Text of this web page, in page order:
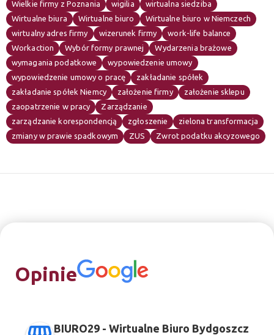
Wielkie firmy z Poznania wigilia
wirtualna siedziba
Wirtualne biura
Wirtualne biuro
Wirtualne biuro w Niemczech
wirtualny adres firmy
wizerunek firmy
work-life balance
Workaction
Wybór formy prawnej
Wydarzenia brażowe
wymagania podatkowe
wypowiedzenie umowy
wypowiedzenie umowy o pracę
zakładanie spółek
zakładanie spółek Niemcy
założenie firmy
założenie sklepu
zaopatrzenie w pracy
Zarządzanie
zarządzanie korespondencją
zgłoszenie
zielona transformacja
zmiany w prawie spadkowym
ZUS Zwrot podatku akcyzowego
Opinie
BIURO29 - Wirtualne Biuro Bydgoszcz